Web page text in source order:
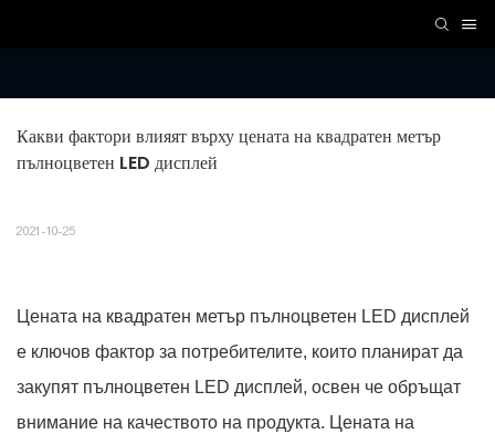
Какви фактори влияят върху цената на квадратен метър
пълноцветен LED дисплей
2021-10-25
Цената на квадратен метър пълноцветен LED дисплей
е ключов фактор за потребителите, които планират да
закупят пълноцветен LED дисплей, освен че обръщат
внимание на качеството на продукта. Цената на